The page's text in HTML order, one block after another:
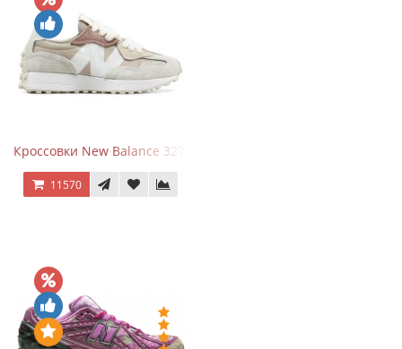
Кроссовки New Balance 327 Beige Pink
11570